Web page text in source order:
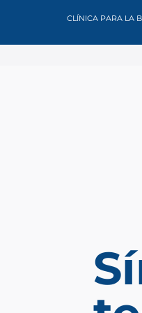
CLÍNICA PARA LA